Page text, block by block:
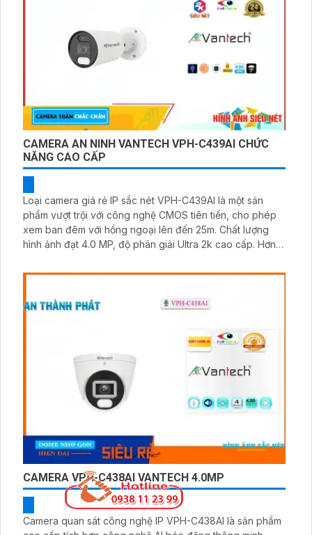
CAMERA AN NINH VANTECH VPH-C439AI CHỨC
NĂNG CAO CẤP
Loại camera giá rẻ IP sắc nét VPH-C439AI là một sản
phẩm vượt trội với công nghệ CMOS tiên tiến, cho phép
xem ban đêm với hồng ngoại lên đến 25m. Chất lượng
hình ảnh đạt 4.0 MP, độ phân giải Ultra 2k cao cấp. Hơn
chóng nhờ vào phần mềm hỗ trợ
CAMERA VPH-C438AI VANTECH 4.0MP
Camera quan sát công nghệ IP VPH-C438AI là sản phẩm